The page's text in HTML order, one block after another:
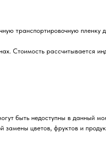
транспортировочную пленку
Стоимость рассчитывается
быть недоступны в данный
замены цветов, фруктов и